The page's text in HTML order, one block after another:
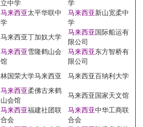
立中学
学
马来西亚太平华联中
学
马来西亚新山宽柔中
学
马来西亚丁加奴大学 马来西亚国际船运有
限公司
马来西亚雪隆鹤山会
馆
马来西亚东方智桥有
限公司
林国荣大学马来西亚
马来西亚百纳利大学
马来西亚柔佛古来鹤
山会馆
马来西亚国家天文馆
马来西亚福建社团联
合会
马来西亚中华工商联
合会